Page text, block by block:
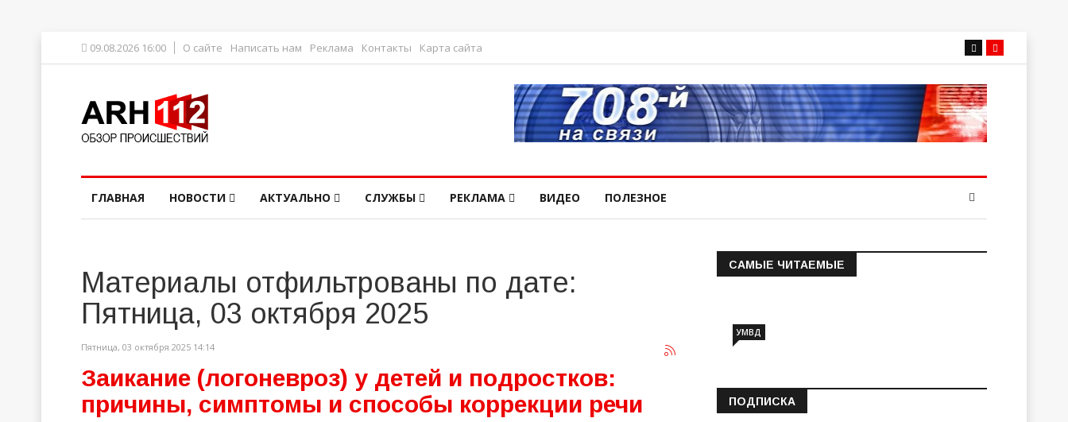
09.08.2026 16:00 О сайте Написать нам Реклама Контакты Карта сайта
ГЛАВНАЯ НОВОСТИ АКТУАЛЬНО СЛУЖБЫ РЕКЛАМА ВИДЕО ПОЛЕЗНОЕ
Материалы отфильтрованы по дате:
Пятница, 03 октября 2025
Пятница, 03 октября 2025 14:14
Заикание (логоневроз) у детей и подростков:
причины, симптомы и способы коррекции речи
САМЫЕ ЧИТАЕМЫЕ
Информация о состоянии
УМВД
ПОДПИСКА